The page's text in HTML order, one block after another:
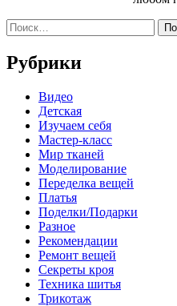
Найти:
Рубрики
Видео
Детская
Изучаем себя
Мастер-класс
Мир тканей
Моделирование
Переделка вещей
Платья
Поделки/Подарки
Разное
Рекомендации
Ремонт вещей
Секреты кроя
Техника шитья
Трикотаж